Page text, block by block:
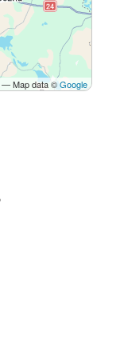
— Map data ©Google